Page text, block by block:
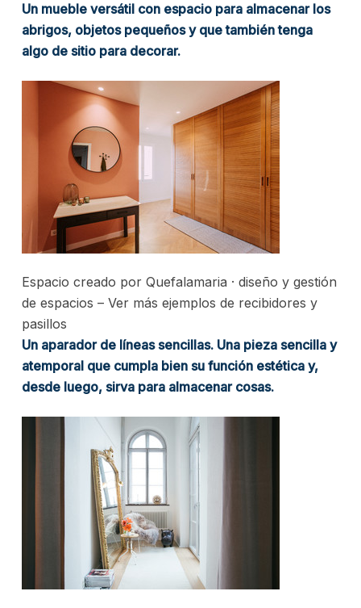
Un mueble versátil con espacio para almacenar los
abrigos, objetos pequeños y que también tenga
algo de sitio para decorar.
Espacio creado por Quefalamaria · diseño y gestión
de espacios – Ver más ejemplos de recibidores y
pasillos
Un aparador de líneas sencillas. Una pieza sencilla y
atemporal que cumpla bien su función estética y,
desde luego, sirva para almacenar cosas.